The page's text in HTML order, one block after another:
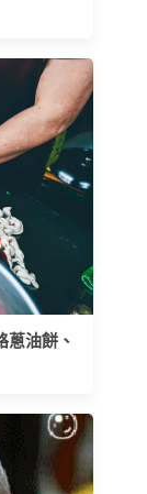
蔥油餅、